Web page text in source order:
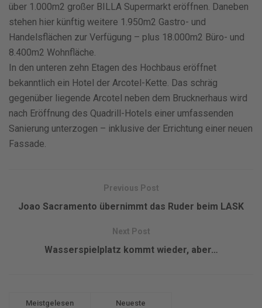
über 1.000m2 großer BILLA Supermarkt eröffnen. Daneben
stehen hier künftig weitere 1.950m2 Gastro- und
Handelsflächen zur Verfügung – plus 18.000m2 Büro- und
8.400m2 Wohnfläche.
In den unteren zehn Etagen des Hochbaus eröffnet
bekanntlich ein Hotel der Arcotel-Kette. Das schräg
gegenüber liegende Arcotel neben dem Brucknerhaus wird
nach Eröffnung des Quadrill-Hotels einer umfassenden
Sanierung unterzogen – inklusive der Errichtung einer neuen
Fassade.
Previous Post
Joao Sacramento übernimmt das Ruder beim LASK
Next Post
Wasserspielplatz kommt wieder, aber…
Meistgelesen Neueste